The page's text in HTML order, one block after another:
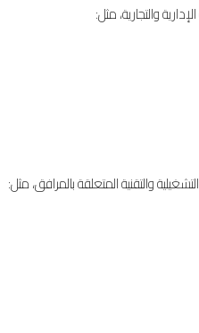
والتجارية، مثل:
والتقنية المتعلقة بالمرافق، مثل: